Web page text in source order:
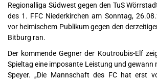
Regionalliga Südwest gegen den TuS
des 1. FFC Niederkirchen am Sonntag,
vor heimischem Publikum gegen den
Bitburg ran.
Der kommende Gegner der Koutroubis-Elf
Spieltag eine imposante Leistung und gewann
Speyer. „Die Mannschaft des FC hat erst